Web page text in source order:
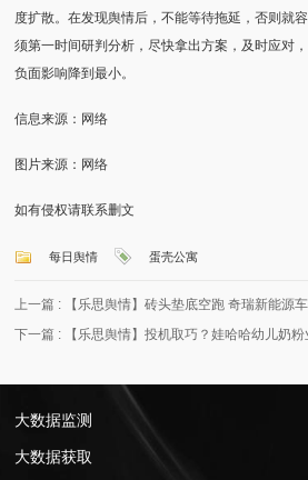
度扩散。在发现舆情后，不能等待拖延，否则就
须第一时间研判分析，尽快拿出方案，及时应对
负面影响降到最小。
信息来源：网络
图片来源：网络
如有侵权请联系删文
每日舆情 蛋壳公寓
上一篇 :
【乐思舆情】砖头垫底空跑 奇瑞新能源
下一篇 :
【乐思舆情】投机取巧？娃哈哈幼儿奶
大数据监测
大数据获取